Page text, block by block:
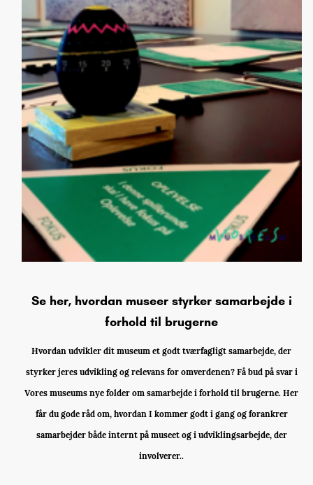
Se her, hvordan museer styrker samarbejde i
forhold til brugerne
Hvordan udvikler dit museum et godt tværfagligt samarbejde, der
styrker jeres udvikling og relevans for omverdenen? Få bud på svar i
Vores museums nye folder om samarbejde i forhold til brugerne. Her
får du gode råd om, hvordan I kommer godt i gang og forankrer
samarbejder både internt på museet og i udviklingsarbejde, der
involverer..